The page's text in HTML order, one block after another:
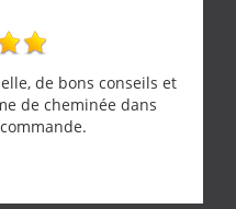
de bons conseils et
de cheminée dans